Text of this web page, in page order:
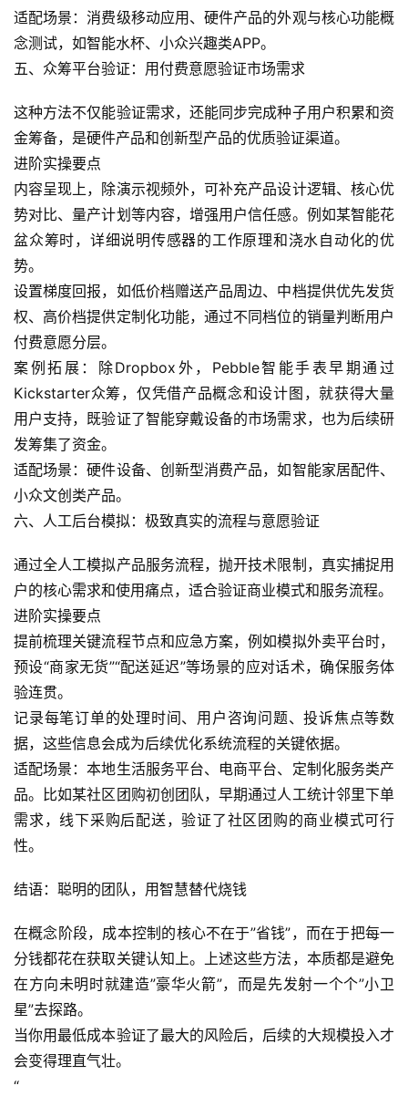
用
服
项
目
A
I
提
示
词
开
源
代
码
常
用
链
接
登录 注册
适配场景：消费级移动应用、硬件产品的外观与核心功能概
念测试，如智能水杯、小众兴趣类APP。
五、众筹平台验证：用付费意愿验证市场需求
这种方法不仅能验证需求，还能同步完成种子用户积累和资
金筹备，是硬件产品和创新型产品的优质验证渠道。
进阶实操要点
内容呈现上，除演示视频外，可补充产品设计逻辑、核心优
势对比、量产计划等内容，增强用户信任感。例如某智能花
盆众筹时，详细说明传感器的工作原理和浇水自动化的优
势。
设置梯度回报，如低价档赠送产品周边、中档提供优先发货
权、高价档提供定制化功能，通过不同档位的销量判断用户
付费意愿分层。
案例拓展：除Dropbox外，Pebble智能手表早期通过
Kickstarter众筹，仅凭借产品概念和设计图，就获得大量
用户支持，既验证了智能穿戴设备的市场需求，也为后续研
发筹集了资金。
适配场景：硬件设备、创新型消费产品，如智能家居配件、
小众文创类产品。
六、人工后台模拟：极致真实的流程与意愿验证
通过全人工模拟产品服务流程，抛开技术限制，真实捕捉用
户的核心需求和使用痛点，适合验证商业模式和服务流程。
进阶实操要点
提前梳理关键流程节点和应急方案，例如模拟外卖平台时，
预设“商家无货”“配送延迟”等场景的应对话术，确保服务体
验连贯。
记录每笔订单的处理时间、用户咨询问题、投诉焦点等数
据，这些信息会成为后续优化系统流程的关键依据。
适配场景：本地生活服务平台、电商平台、定制化服务类产
品。比如某社区团购初创团队，早期通过人工统计邻里下单
需求，线下采购后配送，验证了社区团购的商业模式可行
性。
结语：聪明的团队，用智慧替代烧钱
在概念阶段，成本控制的核心不在于”省钱”，而在于把每一
分钱都花在获取关键认知上。上述这些方法，本质都是避免
在方向未明时就建造”豪华火箭”，而是先发射一个个”小卫
星”去探路。
当你用最低成本验证了最大的风险后，后续的大规模投入才
会变得理直气壮。
“